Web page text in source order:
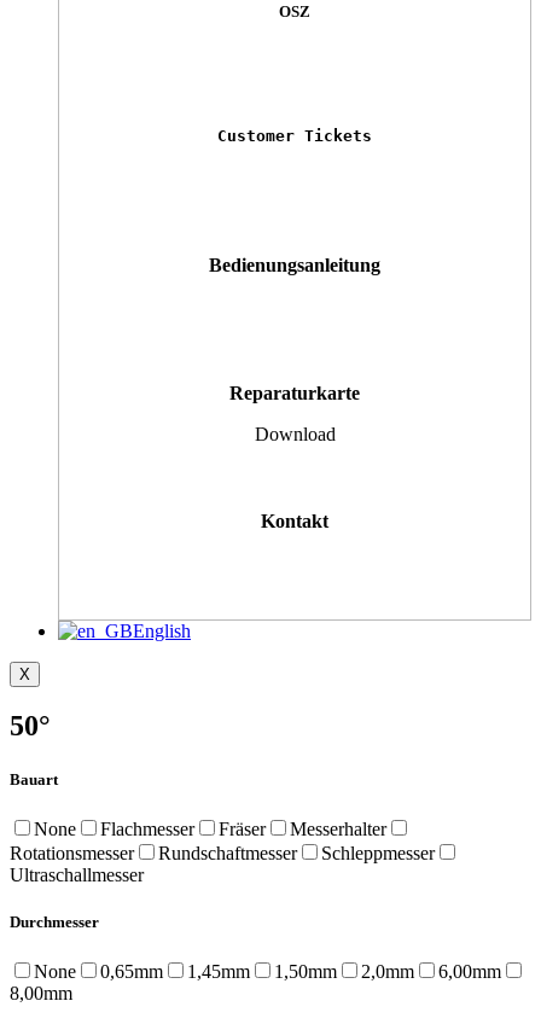
OSZ
Customer Tickets
Bedienungsanleitung
Reparaturkarte
Download
Kontakt
English
X
50°
Bauart
None Flachmesser Fräser
Messerhalter
Rotationsmesser
Rundschaftmesser
Schleppmesser
Ultraschallmesser
Durchmesser
None 0,65mm 1,45mm 1,50mm 2,0mm
6,00mm
8,00mm